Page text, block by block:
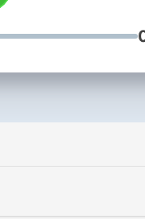
indyjskich i
refleksji.
jest
oryginalnych
pranajamy i
oraz autorką